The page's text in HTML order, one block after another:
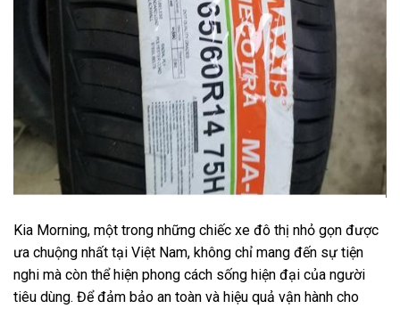
Kia Morning, một trong những chiếc xe đô thị nhỏ gọn được
ưa chuộng nhất tại Việt Nam, không chỉ mang đến sự tiện
nghi mà còn thể hiện phong cách sống hiện đại của người
tiêu dùng. Để đảm bảo an toàn và hiệu quả vận hành cho